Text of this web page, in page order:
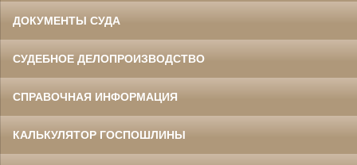
ДОКУМЕНТЫ СУДА
СУДЕБНОЕ ДЕЛОПРОИЗВОДСТВО
СПРАВОЧНАЯ ИНФОРМАЦИЯ
КАЛЬКУЛЯТОР ГОСПОШЛИНЫ